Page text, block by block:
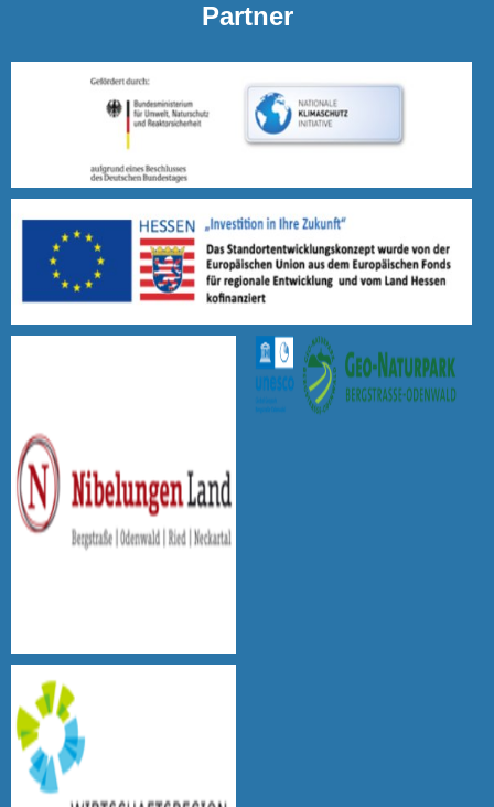
Partner